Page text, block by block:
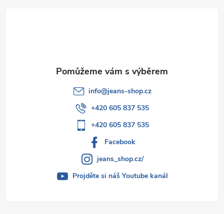
info@jeans-shop.cz
+420 605 837 535
+420 605 837 535
Facebook
jeans_shop.cz/
Projděte si náš Youtube kanál